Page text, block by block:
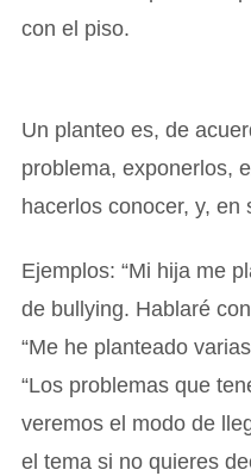
con el piso.
Un planteo es, de
problema, exponerlos,
hacerlos conocer, y,
Ejemplos: “Mi hija me
de bullying. Hablaré
“Me he planteado
“Los problemas que
veremos el modo de
el tema si no quieres